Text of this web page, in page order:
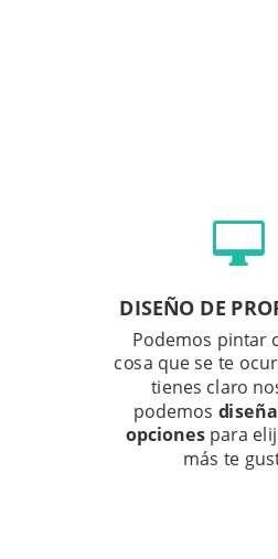

DISEÑO DE
Podemos pintar
cosa que se te
tienes claro
podemos
opciones para
más te